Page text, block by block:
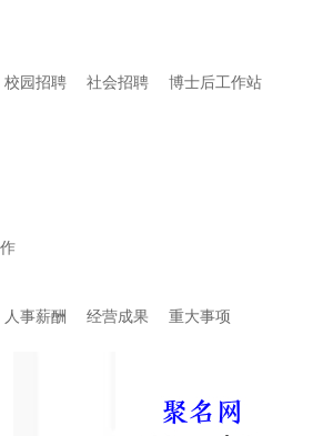
校园招聘 社会招聘
博士后工作站
人事薪酬 经营成果 重大事项